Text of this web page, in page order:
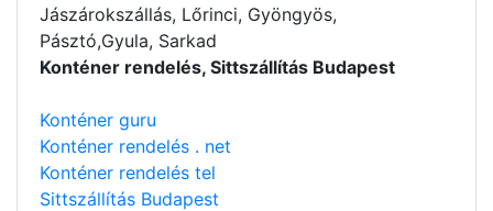
Jászárokszállás, Lőrinci, Gyöngyös,
Pásztó,Gyula, Sarkad
Konténer rendelés, Sittszállítás Budapest
Konténer guru
Konténer rendelés . net
Konténer rendelés tel
Sittszállítás Budapest